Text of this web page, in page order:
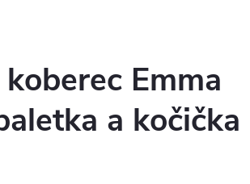
Emma
a kočička